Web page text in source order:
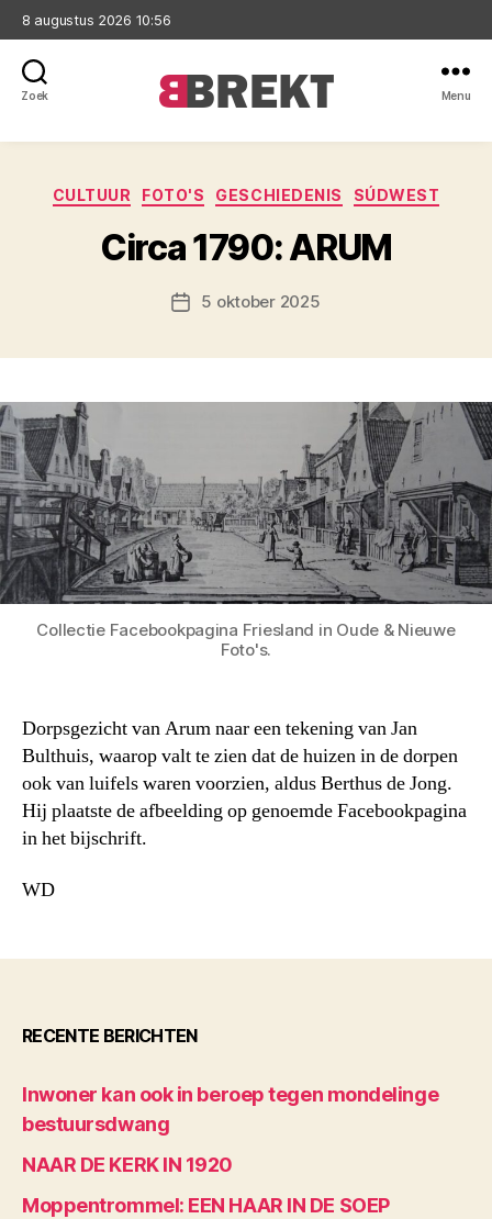
8 augustus 2026 10:56
Zoek Menu
Categorieën
CULTUUR FOTO'S GESCHIEDENIS SÚDWEST
Circa 1790: ARUM
Berichtdatum
5 oktober 2025
Collectie Facebookpagina Friesland in Oude & Nieuwe
Foto's.
Dorpsgezicht van Arum naar een tekening van Jan
Bulthuis, waarop valt te zien dat de huizen in de dorpen
ook van luifels waren voorzien, aldus Berthus de Jong.
Hij plaatste de afbeelding op genoemde Facebookpagina
in het bijschrift.
WD
RECENTE BERICHTEN
Inwoner kan ook in beroep tegen mondelinge
bestuursdwang
NAAR DE KERK IN 1920
Moppentrommel: EEN HAAR IN DE SOEP